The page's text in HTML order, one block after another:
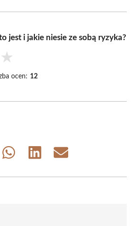
jest i jakie niesie ze sobą ryzyka?
★
ocen: 12
Share
Share
Share